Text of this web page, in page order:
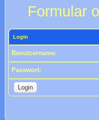
Formular
Login
Benutzername:
Passwort: